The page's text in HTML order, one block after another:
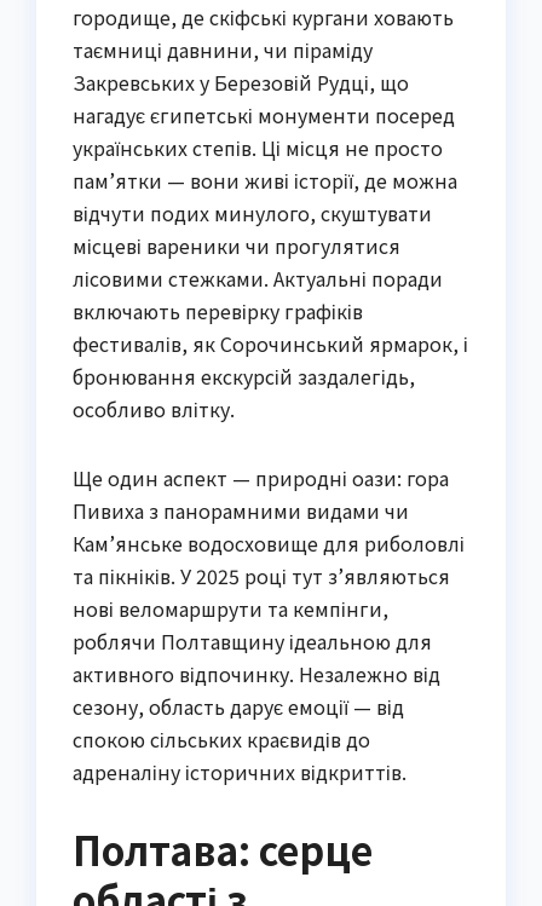
городище, де скіфські кургани ховають
таємниці давнини, чи піраміду
Закревських у Березовій Рудці, що
нагадує єгипетські монументи посеред
українських степів. Ці місця не просто
пам’ятки — вони живі історії, де можна
відчути подих минулого, скуштувати
місцеві вареники чи прогулятися
лісовими стежками. Актуальні поради
включають перевірку графіків
фестивалів, як Сорочинський ярмарок, і
бронювання екскурсій заздалегідь,
особливо влітку.
Ще один аспект — природні оази: гора
Пивиха з панорамними видами чи
Кам’янське водосховище для риболовлі
та пікніків. У 2025 році тут з’являються
нові веломаршрути та кемпінги,
роблячи Полтавщину ідеальною для
активного відпочинку. Незалежно від
сезону, область дарує емоції — від
спокою сільських краєвидів до
адреналіну історичних відкриттів.
Полтава: серце